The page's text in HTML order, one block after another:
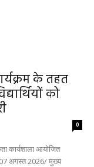
के तहत
को
0
कार्यशाला आयोजित
07 अगस्त 2026/ मुख्य